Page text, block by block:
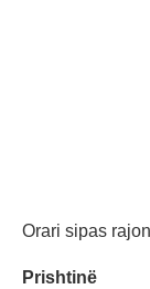
Orari sipas
Prishtinë